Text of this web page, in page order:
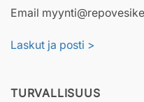
Email
Laskut ja posti >
TURVALLISUUS